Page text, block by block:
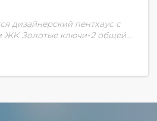
дизайнерский пентхаус с
ЖК Золотые ключи-2 общей
вся техника от лучших...